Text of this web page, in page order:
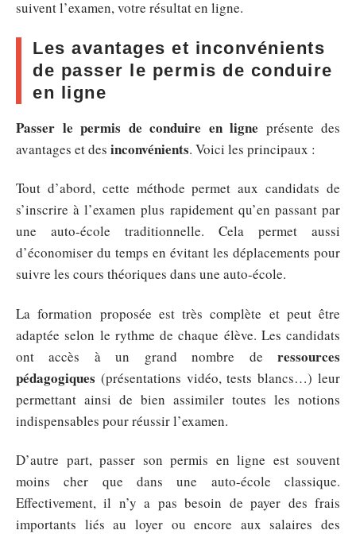
suivent l’examen, votre résultat en ligne.
Les avantages et inconvénients
de passer le permis de conduire
en ligne
Passer le permis de conduire en ligne présente des
avantages et des inconvénients. Voici les principaux :
Tout d’abord, cette méthode permet aux candidats de
s’inscrire à l’examen plus rapidement qu’en passant par
une auto-école traditionnelle. Cela permet aussi
d’économiser du temps en évitant les déplacements pour
suivre les cours théoriques dans une auto-école.
La formation proposée est très complète et peut être
adaptée selon le rythme de chaque élève. Les candidats
ont accès à un grand nombre de ressources
pédagogiques (présentations vidéo, tests blancs…) leur
permettant ainsi de bien assimiler toutes les notions
indispensables pour réussir l’examen.
D’autre part, passer son permis en ligne est souvent
moins cher que dans une auto-école classique.
Effectivement, il n’y a pas besoin de payer des frais
importants liés au loyer ou encore aux salaires des